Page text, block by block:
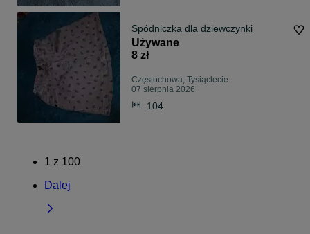
Spódniczka dla dziewczynki
Używane
8 zł
Częstochowa, Tysiąclecie
07 sierpnia 2026
104
1 z 100
Dalej